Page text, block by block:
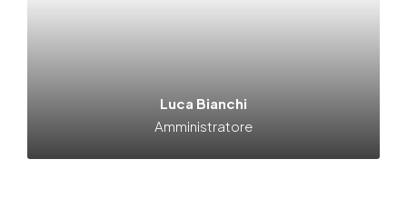
Luca Bianchi
Amministratore